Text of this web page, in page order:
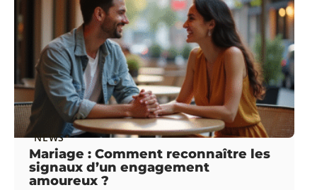
NEWS
Mariage : Comment reconnaître les
signaux d’un engagement
amoureux ?